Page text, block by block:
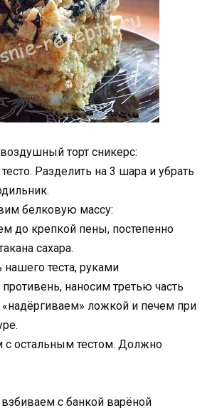
торт сникерс:
Разделить на 3 шара и убрать
белковую массу:
до крепкой пены, постепенно
сахара.
теста, руками
наносим третью часть
ложкой и печем при
с остальным тестом. Должно
с банкой варёной